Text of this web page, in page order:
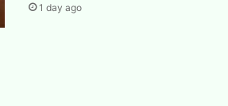
1 day ago